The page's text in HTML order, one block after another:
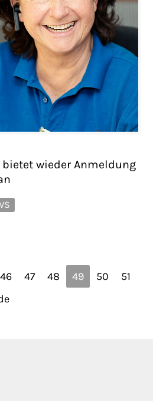
wieder Anmeldung
46 47 48 49 50
51